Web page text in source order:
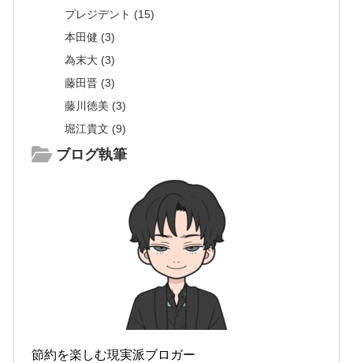
プレジデント (15)
本田健 (3)
為末大 (3)
藤田晋 (3)
藤川徳美 (3)
堀江貴文 (9)
ブログ執筆
節約を楽しむ現実派ブロガー